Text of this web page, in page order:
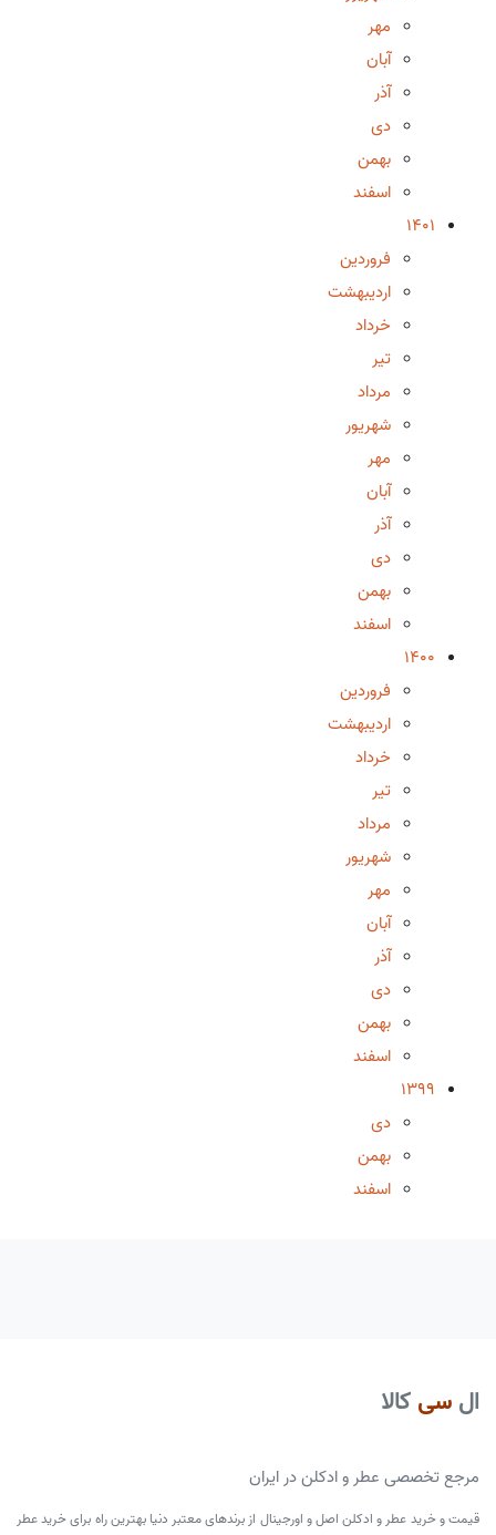
مهر
آبان
آذر
دی
بهمن
اسفند
1401
فروردین
اردیبهشت
خرداد
تیر
مرداد
شهریور
مهر
آبان
آذر
دی
بهمن
اسفند
1400
فروردین
اردیبهشت
خرداد
تیر
مرداد
شهریور
مهر
آبان
آذر
دی
بهمن
اسفند
1399
دی
بهمن
اسفند
ال سی کالا
مرجع تخصصی عطر و ادکلن در ایران
قیمت و خرید عطر و ادکلن اصل و اورجینال از برندهای معتبر دنیا بهترین راه برای خرید عطر